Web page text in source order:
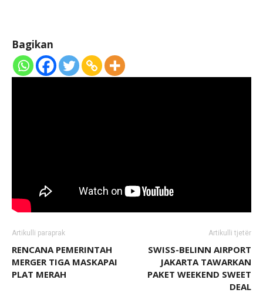
Bagikan
Artikulli paraprak
RENCANA PEMERINTAH
MERGER TIGA MASKAPAI
PLAT MERAH
Artikulli tjetër
SWISS-BELINN AIRPORT
JAKARTA TAWARKAN
PAKET WEEKEND SWEET
DEAL